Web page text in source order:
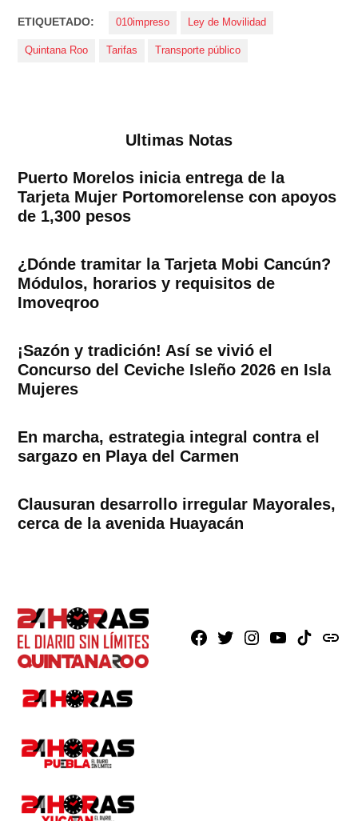
ETIQUETADO: 010impreso Ley de Movilidad
Quintana Roo Tarifas Transporte público
Ultimas Notas
Puerto Morelos inicia entrega de la
Tarjeta Mujer Portomorelense con apoyos
de 1,300 pesos
¿Dónde tramitar la Tarjeta Mobi Cancún?
Módulos, horarios y requisitos de
Imoveqroo
¡Sazón y tradición! Así se vivió el
Concurso del Ceviche Isleño 2026 en Isla
Mujeres
En marcha, estrategia integral contra el
sargazo en Playa del Carmen
Clausuran desarrollo irregular Mayorales,
cerca de la avenida Huayacán
Facebook
X Instagram
YoutubeTikTokissuu